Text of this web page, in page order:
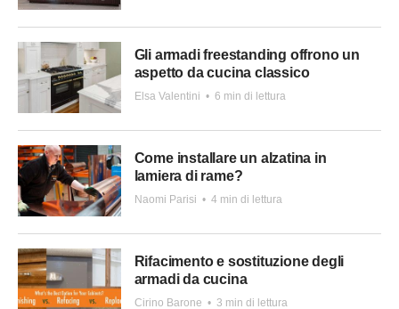
Gli armadi freestanding offrono un
aspetto da cucina classico
Elsa Valentini • 6 min di lettura
Come installare un alzatina in
lamiera di rame?
Naomi Parisi • 4 min di lettura
Rifacimento e sostituzione degli
armadi da cucina
Cirino Barone • 3 min di lettura